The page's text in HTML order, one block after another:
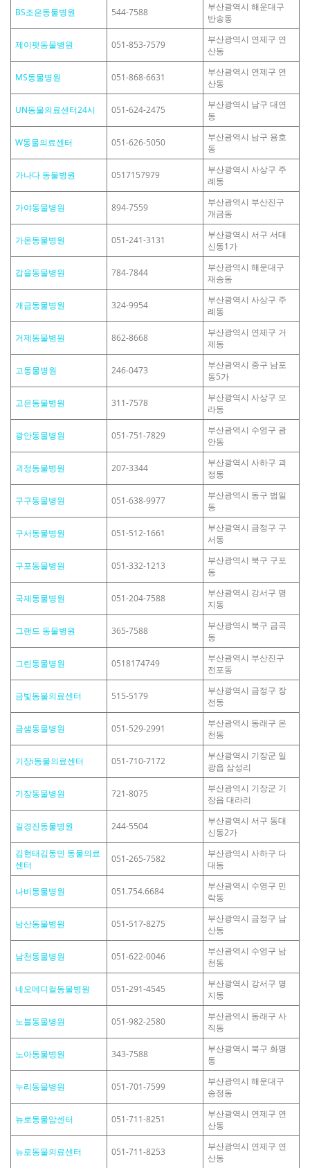
BS조은동물병원 544-7588
부산광역시 해운대구
반송동
제이펫동물병원 051-853-7579
부산광역시 연제구 연
산동
MS동물병원 051-868-6631
부산광역시 연제구 연
산동
UN동물의료센터24시 051-624-2475
부산광역시 남구 대연
동
W동물의료센터 051-626-5050
부산광역시 남구 용호
동
가나다 동물병원 0517157979
부산광역시 사상구 주
례동
가야동물병원 894-7559
부산광역시 부산진구
개금동
가온동물병원 051-241-3131
부산광역시 서구 서대
신동1가
갑을동물병원 784-7844
부산광역시 해운대구
재송동
개금동물병원 324-9954
부산광역시 사상구 주
례동
거제동물병원 862-8668
부산광역시 연제구 거
제동
고동물병원 246-0473
부산광역시 중구 남포
동5가
고은동물병원 311-7578
부산광역시 사상구 모
라동
광안동물병원 051-751-7829
부산광역시 수영구 광
안동
괴정동물병원 207-3344
부산광역시 사하구 괴
정동
구구동물병원 051-638-9977
부산광역시 동구 범일
동
구서동물병원 051-512-1661
부산광역시 금정구 구
서동
구포동물병원 051-332-1213
부산광역시 북구 구포
동
국제동물병원 051-204-7588
부산광역시 강서구 명
지동
그랜드 동물병원 365-7588
부산광역시 북구 금곡
동
그린동물병원 0518174749
부산광역시 부산진구
전포동
금빛동물의료센터 515-5179
부산광역시 금정구 장
전동
금샘동물병원 051-529-2991
부산광역시 동래구 온
천동
기장i동물의료센터 051-710-7172
부산광역시 기장군 일
광읍 삼성리
기장동물병원 721-8075
부산광역시 기장군 기
장읍 대라리
길경진동물병원 244-5504
부산광역시 서구 동대
신동2가
김현태김동민 동물의료
센터
051-265-7582
부산광역시 사하구 다
대동
나비동물병원 051.754.6684
부산광역시 수영구 민
락동
남산동물병원 051-517-8275
부산광역시 금정구 남
산동
남천동물병원 051-622-0046
부산광역시 수영구 남
천동
네오메디컬동물병원 051-291-4545
부산광역시 강서구 명
지동
노블동물병원 051-982-2580
부산광역시 동래구 사
직동
노아동물병원 343-7588
부산광역시 북구 화명
동
누리동물병원 051-701-7599
부산광역시 해운대구
송정동
뉴로동물암센터 051-711-8251
부산광역시 연제구 연
산동
뉴로동물의료센터 051-711-8253
부산광역시 연제구 연
산동